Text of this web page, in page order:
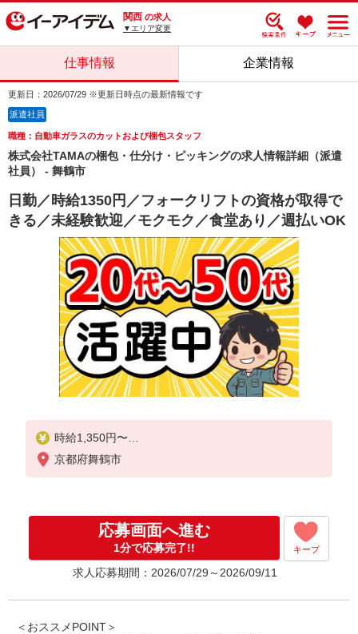
関西 の求人
▼エリア変更
仕事情報 企業情報
更新日：2026/07/29 ※更新日時点の最新情報です
派遣社員
職種：自動車ガラスのカットおよび梱包スタッフ
株式会社TAMAの梱包・仕分け・ピッキングの求人情報詳細（派遣
社員） - 舞鶴市
日勤／時給1350円／フォークリフトの資格が取得で
きる／未経験歓迎／モクモク／食堂あり／週払いOK
時給1,350円〜
◆月収例）223,857円
＜参考＞
割増賃金(時給+割増)
・残業時：1,688円
京都府舞鶴市
応募画面へ進む
1分で応募完了!! キープ
求人応募期間：2026/07/29～2026/09/11
＜おススメPOINT＞